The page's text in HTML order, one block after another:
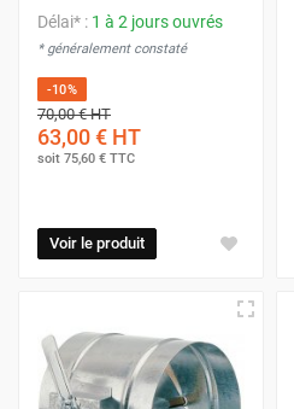
Délai* : 1 à 2 jours ouvrés
* généralement constaté
-10%
70,00 €HT
63,00 € HT
soit 75,60 € TTC
Voir le produit